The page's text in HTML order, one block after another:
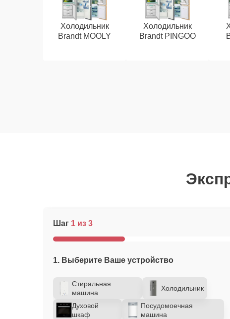
Холодильник
Brandt MOOLY
Холодильник
Brandt PINGOO
Шаг 1 из 3
1. Выберите Ваше устройство
Стиральная
машина
Холодильник
Духовой
шкаф
Посудомоечная
машина